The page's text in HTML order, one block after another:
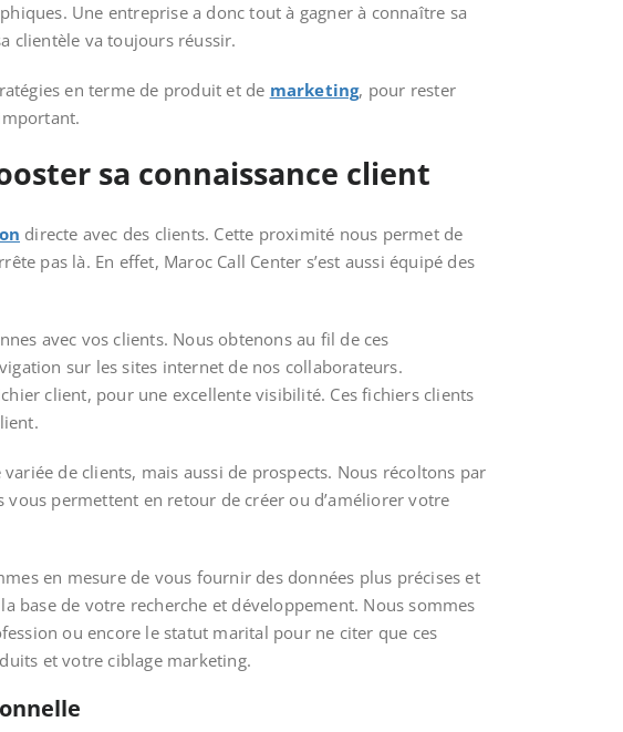
Une entreprise a donc tout à gagner à connaître sa
clientèle va toujours réussir.
en terme de produit et de marketing, pour rester
sa connaissance client
directe avec des clients. Cette proximité nous permet de
pas là. En effet, Maroc Call Center s’est aussi équipé des
avec vos clients. Nous obtenons au fil de ces
sur les sites internet de nos collaborateurs.
client, pour une excellente visibilité. Ces fichiers clients
de clients, mais aussi de prospects. Nous récoltons par
vous permettent en retour de créer ou d’améliorer votre
en mesure de vous fournir des données plus précises et
base de votre recherche et développement. Nous sommes
ou encore le statut marital pour ne citer que ces
et votre ciblage marketing.